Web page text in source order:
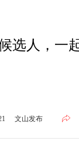
选人，一
文山发布